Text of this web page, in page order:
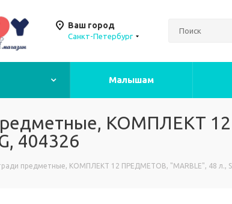
Ваш город
Санкт-Петербург
Малышам
КОМПЛЕКТ
404326
предметные, КОМПЛЕКТ 12 ПРЕДМЕТОВ, "MARBLE", 48 л.,